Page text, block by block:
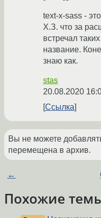
text-x-sass -
Х.З. что за
встречал
название.
знаю как.
stas
20.08.2020
Ссылка
Вы не можете
перемещена в архив.
←
Похожие